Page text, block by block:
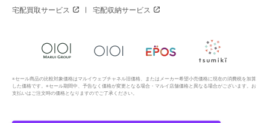
宅配買取サービス 宅配収納サービス
※セール商品の比較対象価格はマルイウェブチャネル旧価格、またはメーカー希望小売価格に現在の消費税を加算
した価格です。※セール期間中、予告なく価格が変更となる場合・マルイ店舗価格と異なる場合がございます。お
支払いはご注文時の価格となりますのでご了承ください。